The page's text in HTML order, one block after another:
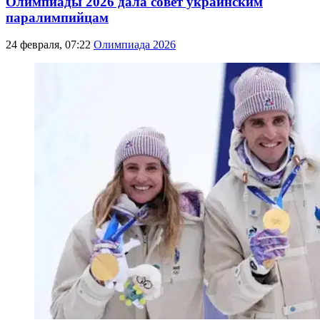
паралимпийцам
24 февраля, 07:22 Олимпиада 2026